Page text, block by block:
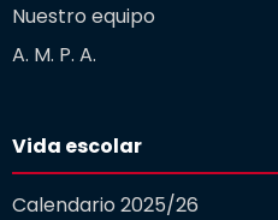
Nuestro equipo
A. M. P. A.
Vida escolar
Calendario 2025/26